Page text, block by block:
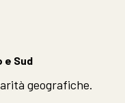
e Sud
geografiche.